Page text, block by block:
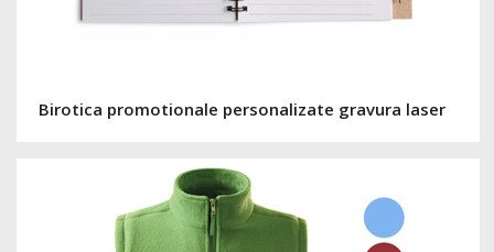
Birotica promotionale personalizate gravura laser